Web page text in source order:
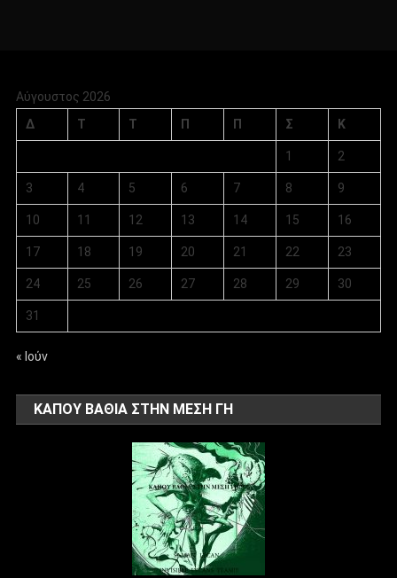
Αύγουστος 2026
Δ
Τ Τ Π Π Σ Κ
1 2
3 4 5 6 7 8 9
10 11 12 13 14 15 16
17 18 19 20 21 22 23
24 25 26 27 28 29 30
31
« Ιούν
ΚΑΠΟΥ ΒΑΘΙΑ ΣΤΗΝ ΜΕΣΗ ΓΗ